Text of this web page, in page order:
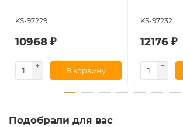
KS-97229
10968 ₽
В корзину
KS-97232
12176 ₽
Подобрали для вас